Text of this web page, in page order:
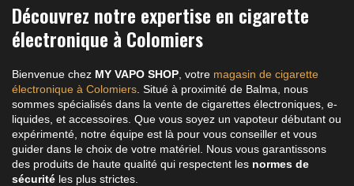
Découvrez notre expertise en cigarette
électronique à Colomiers
Bienvenue chez MY VAPO SHOP , votre magasin de cigarette
électronique à Colomiers . Situé à proximité de Balma, nous
sommes spécialisés dans la vente de cigarettes électroniques, e-
liquides, et accessoires. Que vous soyez un vapoteur débutant ou
expérimenté, notre équipe est là pour vous conseiller et vous
guider dans le choix de votre matériel. Nous vous garantissons
des produits de haute qualité qui respectent les normes de
sécurité les plus strictes.